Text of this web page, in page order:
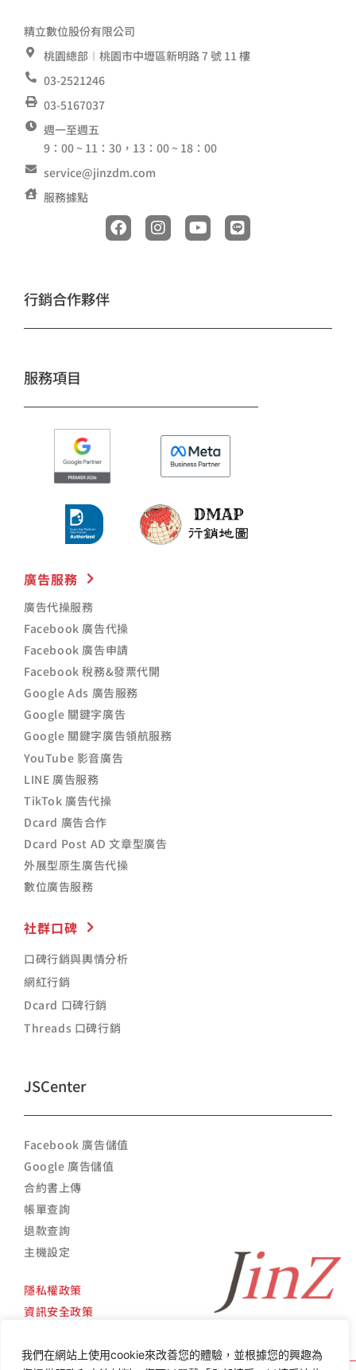
我們在網站上使用cookie來改善您的體驗，並根據您的興趣為
精立數位股份有限公司
桃園總部︱桃園市中壢區新明路 7 號 11 樓
03-2521246
03-5167037
週一至週五
9：00 ~ 11：30，13：00 ~ 18：00
service@jinzdm.com
服務據點
F
a
c
k
I
n
s
a
Y
o
u
L
i
n
行銷合作夥伴
服務項目
廣告服務
廣告代操服務
Facebook 廣告代操
Facebook 廣告申請
Facebook 稅務&發票代開
Google Ads 廣告服務
Google 關鍵字廣告
Google 關鍵字廣告領航服務
YouTube 影音廣告
LINE 廣告服務
TikTok 廣告代操
Dcard 廣告合作
Dcard Post AD 文章型廣告
外展型原生廣告代操
數位廣告服務
社群口碑
口碑行銷與輿情分析
網紅行銷
Dcard 口碑行銷
Threads 口碑行銷
JSCenter
Facebook 廣告儲值
Google 廣告儲值
合約書上傳
帳單查詢
退款查詢
主機設定
隱私權政策
資訊安全政策